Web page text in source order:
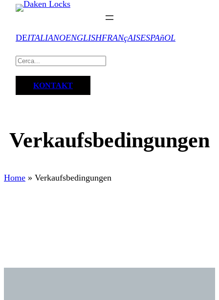
DEITALIANOENGLISHFRANçAISESPAñOL
KONTAKT
Verkaufsbedingungen
Home » Verkaufsbedingungen